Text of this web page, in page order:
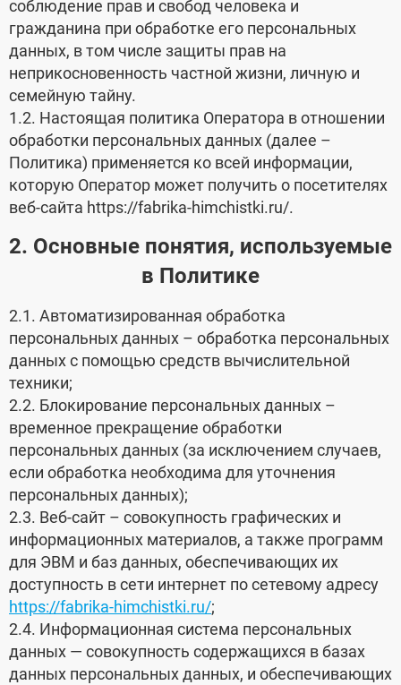
соблюдение прав и свобод человека и
гражданина при обработке его персональных
данных, в том числе защиты прав на
неприкосновенность частной жизни, личную и
семейную тайну.
1.2. Настоящая политика Оператора в отношении
обработки персональных данных (далее –
Политика) применяется ко всей информации,
которую Оператор может получить о посетителях
веб-сайта https://fabrika-himchistki.ru/.
2. Основные понятия, используемые
в Политике
2.1. Автоматизированная обработка
персональных данных – обработка персональных
данных с помощью средств вычислительной
техники;
2.2. Блокирование персональных данных –
временное прекращение обработки
персональных данных (за исключением случаев,
если обработка необходима для уточнения
персональных данных);
2.3. Веб-сайт – совокупность графических и
информационных материалов, а также программ
для ЭВМ и баз данных, обеспечивающих их
доступность в сети интернет по сетевому адресу
https://fabrika-himchistki.ru/;
2.4. Информационная система персональных
данных — совокупность содержащихся в базах
данных персональных данных, и обеспечивающих